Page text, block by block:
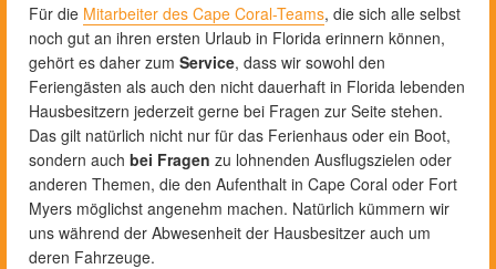
Für die Mitarbeiter des Cape Coral-Teams, die sich alle selbst
noch gut an ihren ersten Urlaub in Florida erinnern können,
gehört es daher zum Service, dass wir sowohl den
Feriengästen als auch den nicht dauerhaft in Florida lebenden
Hausbesitzern jederzeit gerne bei Fragen zur Seite stehen.
Das gilt natürlich nicht nur für das Ferienhaus oder ein Boot,
sondern auch bei Fragen zu lohnenden Ausflugszielen oder
anderen Themen, die den Aufenthalt in Cape Coral oder Fort
Myers möglichst angenehm machen. Natürlich kümmern wir
uns während der Abwesenheit der Hausbesitzer auch um
deren Fahrzeuge.